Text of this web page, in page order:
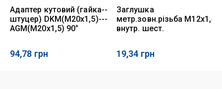
Адаптер кутовий (гайка--
штуцер) DKM(M20x1,5)---
AGM(M20x1,5) 90°
94,78 грн
Заглушка
метр.зовн.різьба М12х1,5
внутр. шест.
19,34 грн